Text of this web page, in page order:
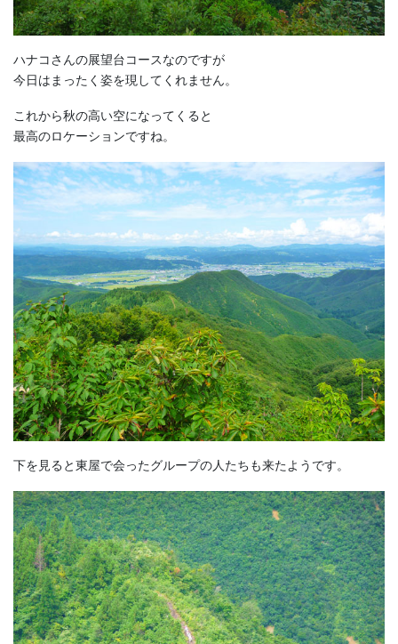
ハナコさんの展望台コースなのですが
今日はまったく姿を現してくれません。
これから秋の高い空になってくると
最高のロケーションですね。
下を見ると東屋で会ったグループの人たちも来たようです。